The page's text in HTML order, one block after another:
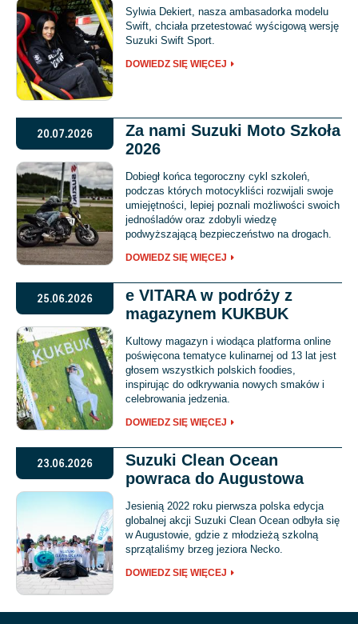
Sylwia Dekiert, nasza ambasadorka modelu
Swift, chciała przetestować wyścigową wersję
Suzuki Swift Sport.
DOWIEDZ SIĘ WIĘCEJ
20.07.2026
Za nami Suzuki Moto Szkoła
2026
Dobiegł końca tegoroczny cykl szkoleń,
podczas których motocykliści rozwijali swoje
umiejętności, lepiej poznali możliwości swoich
jednośladów oraz zdobyli wiedzę
podwyższającą bezpieczeństwo na drogach.
DOWIEDZ SIĘ WIĘCEJ
25.06.2026
e VITARA w podróży z
magazynem KUKBUK
Kultowy magazyn i wiodąca platforma online
poświęcona tematyce kulinarnej od 13 lat jest
głosem wszystkich polskich foodies,
inspirując do odkrywania nowych smaków i
celebrowania jedzenia.
DOWIEDZ SIĘ WIĘCEJ
23.06.2026
Suzuki Clean Ocean
powraca do Augustowa
Jesienią 2022 roku pierwsza polska edycja
globalnej akcji Suzuki Clean Ocean odbyła się
w Augustowie, gdzie z młodzieżą szkolną
sprzątaliśmy brzeg jeziora Necko.
DOWIEDZ SIĘ WIĘCEJ